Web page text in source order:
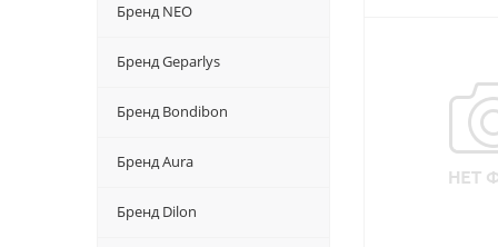
Бренд NEO
Бренд Geparlys
Бренд Bondibon
Бренд Aura
Бренд Dilon